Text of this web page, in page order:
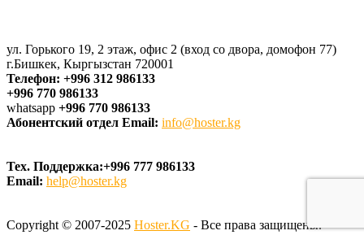
ул. Горького 19, 2 этаж, офис 2 (вход со двора, домофон 77)
г.Бишкек, Кыргызстан 720001
Телефон: +996 312 986133
+996 770 986133
whatsapp +996 770 986133
Абонентский отдел Email: info@hoster.kg
Тех. Поддержка:+996 777 986133
Email: help@hoster.kg
Copyright © 2007-2025 Hoster.KG - Все права защищены.